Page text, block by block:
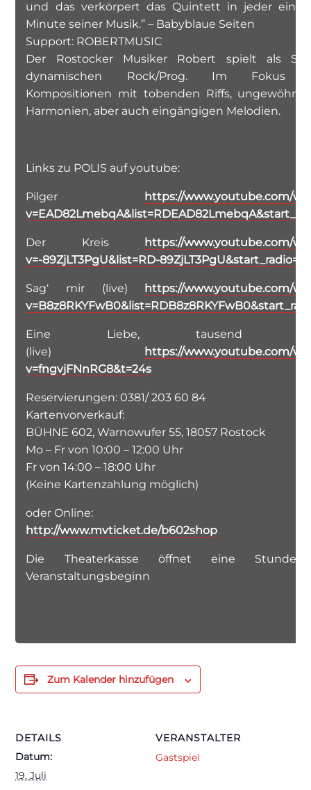
und das verkörpert das Quintett in jeder
Minute seiner Musik.” – Babyblaue Seiten
Support: ROBERTMUSIC
Der Rostocker Musiker Robert spielt als
dynamischen Rock/Prog. Im Fokus
Kompositionen mit tobenden Riffs,
Harmonien, aber auch eingängigen Melodien.
Links zu POLIS auf youtube:
Pilger
https://www.youtube.com/
Der Kreis
https://www.youtube.com/
v=-89ZjLT3PgU&list=RD-89ZjLT3PgU&start_radio=1
Sag‘ mir (live)
https://www.youtube.com/
Eine Liebe, tausend
(live)
https://www.youtube.com/
v=fngvjFNnRG8&t=24s
Reservierungen: 0381/ 203 60 84
Kartenvorverkauf:
BÜHNE 602, Warnowufer 55, 18057 Rostock
Mo – Fr von 10:00 – 12:00 Uhr
Fr von 14:00 – 18:00 Uhr
(Keine Kartenzahlung möglich)
oder Online:
http://www.mvticket.de/b602shop
Die Theaterkasse öffnet eine Stunde
Veranstaltungsbeginn
Zum Kalender hinzufügen
DETAILS
Datum:
19. Juli
VERANSTALTER
Gastspiel